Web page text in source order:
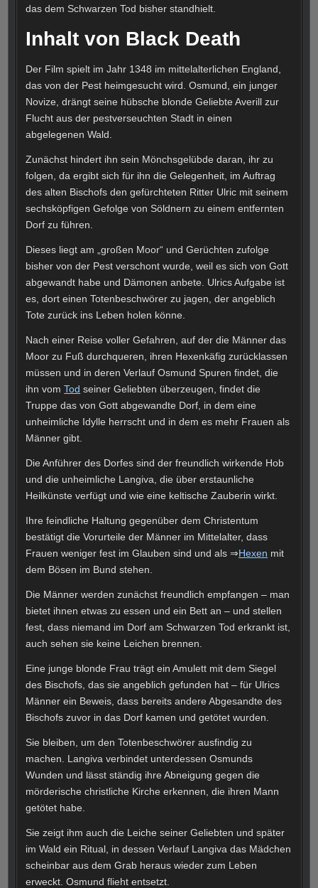
das dem Schwarzen Tod bisher standhielt.
Inhalt von Black Death
Der Film spielt im Jahr 1348 im mittelalterlichen England,
das von der Pest heimgesucht wird. Osmund, ein junger
Novize, drängt seine hübsche blonde Geliebte Averill zur
Flucht aus der pestverseuchten Stadt in einen
abgelegenen Wald.
Zunächst hindert ihn sein Mönchsgelübde daran, ihr zu
folgen, da ergibt sich für ihn die Gelegenheit, im Auftrag
des alten Bischofs den gefürchteten Ritter Ulric mit seinem
sechsköpfigen Gefolge von Söldnern zu einem entfernten
Dorf zu führen.
Dieses liegt am „großen Moor“ und Gerüchten zufolge
bisher von der Pest verschont wurde, weil es sich von Gott
abgewandt habe und Dämonen anbete. Ulrics Aufgabe ist
es, dort einen Totenbeschwörer zu jagen, der angeblich
Tote zurück ins Leben holen könne.
Nach einer Reise voller Gefahren, auf der die Männer das
Moor zu Fuß durchqueren, ihren Hexenkäfig zurücklassen
müssen und in deren Verlauf Osmund Spuren findet, die
ihn vomTod seiner Geliebten überzeugen, findet die
Truppe das von Gott abgewandte Dorf, in dem eine
unheimliche Idylle herrscht und in dem es mehr Frauen als
Männer gibt.
Die Anführer des Dorfes sind der freundlich wirkende Hob
und die unheimliche Langiva, die über erstaunliche
Heilkünste verfügt und wie eine keltische Zauberin wirkt.
Ihre feindliche Haltung gegenüber dem Christentum
bestätigt die Vorurteile der Männer im Mittelalter, dass
Frauen weniger fest im Glauben sind und als ⇒Hexen mit
dem Bösen im Bund stehen.
Die Männer werden zunächst freundlich empfangen – man
bietet ihnen etwas zu essen und ein Bett an – und stellen
fest, dass niemand im Dorf am Schwarzen Tod erkrankt ist,
auch sehen sie keine Leichen brennen.
Eine junge blonde Frau trägt ein Amulett mit dem Siegel
des Bischofs, das sie angeblich gefunden hat – für Ulrics
Männer ein Beweis, dass bereits andere Abgesandte des
Bischofs zuvor in das Dorf kamen und getötet wurden.
Sie bleiben, um den Totenbeschwörer ausfindig zu
machen. Langiva verbindet unterdessen Osmunds
Wunden und lässt ständig ihre Abneigung gegen die
mörderische christliche Kirche erkennen, die ihren Mann
getötet habe.
Sie zeigt ihm auch die Leiche seiner Geliebten und später
im Wald ein Ritual, in dessen Verlauf Langiva das Mädchen
scheinbar aus dem Grab heraus wieder zum Leben
erweckt. Osmund flieht entsetzt.